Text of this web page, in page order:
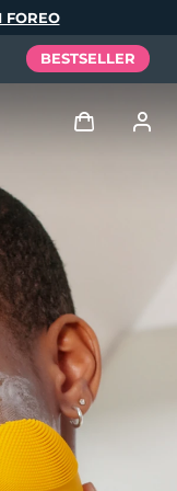
FOREO
BESTSELLER
Profilo utente
miei dispositivi
I miei ordini
I miei indirizzi
abbonamenti
Español
Português
Русский
繁體中文